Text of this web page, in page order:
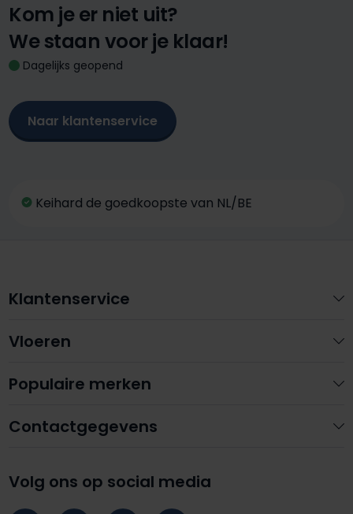
Kom je er niet uit?
We staan voor je klaar!
Dagelijks geopend
Naar klantenservice
Keihard de goedkoopste van NL/BE
Contactgegevens
Volg ons op social media
Klantenservice
Vloeren
Populaire merken